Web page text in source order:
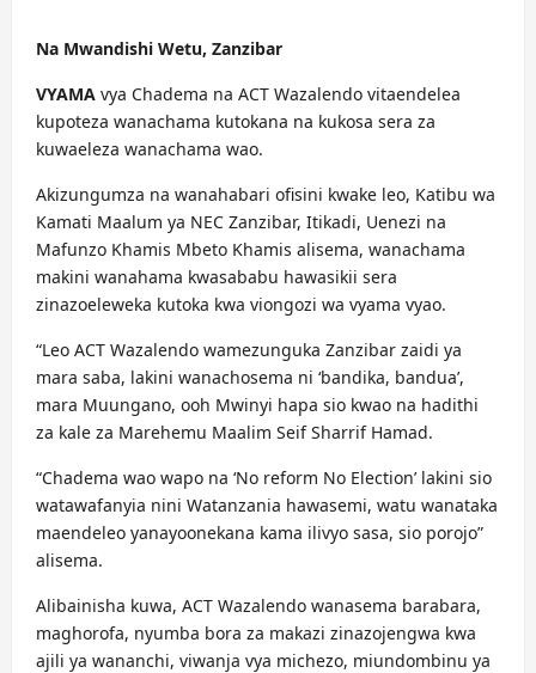
Na Mwandishi Wetu, Zanzibar
VYAMA vya Chadema na ACT Wazalendo vitaendelea
kupoteza wanachama kutokana na kukosa sera za
kuwaeleza wanachama wao.
Akizungumza na wanahabari ofisini kwake leo, Katibu wa
Kamati Maalum ya NEC Zanzibar, Itikadi, Uenezi na
Mafunzo Khamis Mbeto Khamis alisema, wanachama
makini wanahama kwasababu hawasikii sera
zinazoeleweka kutoka kwa viongozi wa vyama vyao.
“Leo ACT Wazalendo wamezunguka Zanzibar zaidi ya
mara saba, lakini wanachosema ni ‘bandika, bandua’,
mara Muungano, ooh Mwinyi hapa sio kwao na hadithi
za kale za Marehemu Maalim Seif Sharrif Hamad.
“Chadema wao wapo na ‘No reform No Election’ lakini sio
watawafanyia nini Watanzania hawasemi, watu wanataka
maendeleo yanayoonekana kama ilivyo sasa, sio porojo”
alisema.
Alibainisha kuwa, ACT Wazalendo wanasema barabara,
maghorofa, nyumba bora za makazi zinazojengwa kwa
ajili ya wananchi, viwanja vya michezo, miundombinu ya